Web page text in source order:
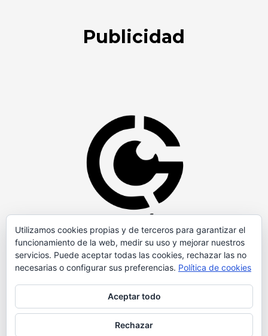
Publicidad
Utilizamos cookies propias y de terceros para garantizar el
funcionamiento de la web, medir su uso y mejorar nuestros
servicios. Puede aceptar todas las cookies, rechazar las no
necesarias o configurar sus preferencias. Política de cookies
Aceptar todo
Rechazar